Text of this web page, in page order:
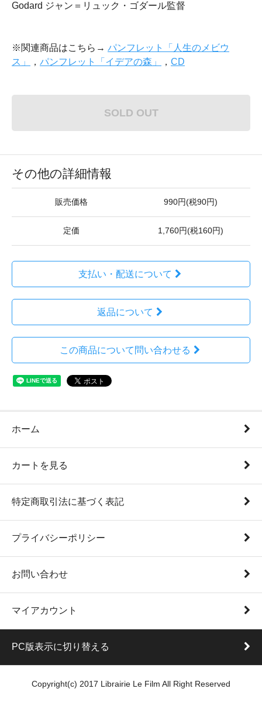
Godard ジャン＝リュック・ゴダール監督
※関連商品はこちら→ パンフレット「人生のメビウ
ス」
， パンフレット「イデアの森」 ， CD
SOLD OUT
その他の詳細情報
販売価格 990円(税90円)
定価 1,760円(税160円)
支払い・配送について
返品について
この商品について問い合わせる
ホーム
カートを見る
特定商取引法に基づく表記
プライバシーポリシー
お問い合わせ
マイアカウント
PC版表示に切り替える
Copyright(c) 2017 Librairie Le Film All Right Reserved